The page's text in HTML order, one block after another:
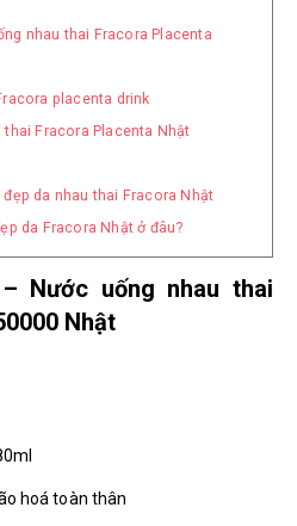
nhau thai Fracora Placenta
placenta drink
Fracora Placenta Nhật
da nhau thai Fracora Nhật
da Fracora Nhật ở đâu?
Nước uống nhau thai
Nhật
hoá toàn thân